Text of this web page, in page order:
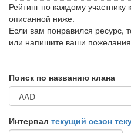
Рейтинг по каждому
описанной ниже.
Если вам понравился ресурс,
или напишите ваши
Поиск по названию клана
Интервал текущий сезон